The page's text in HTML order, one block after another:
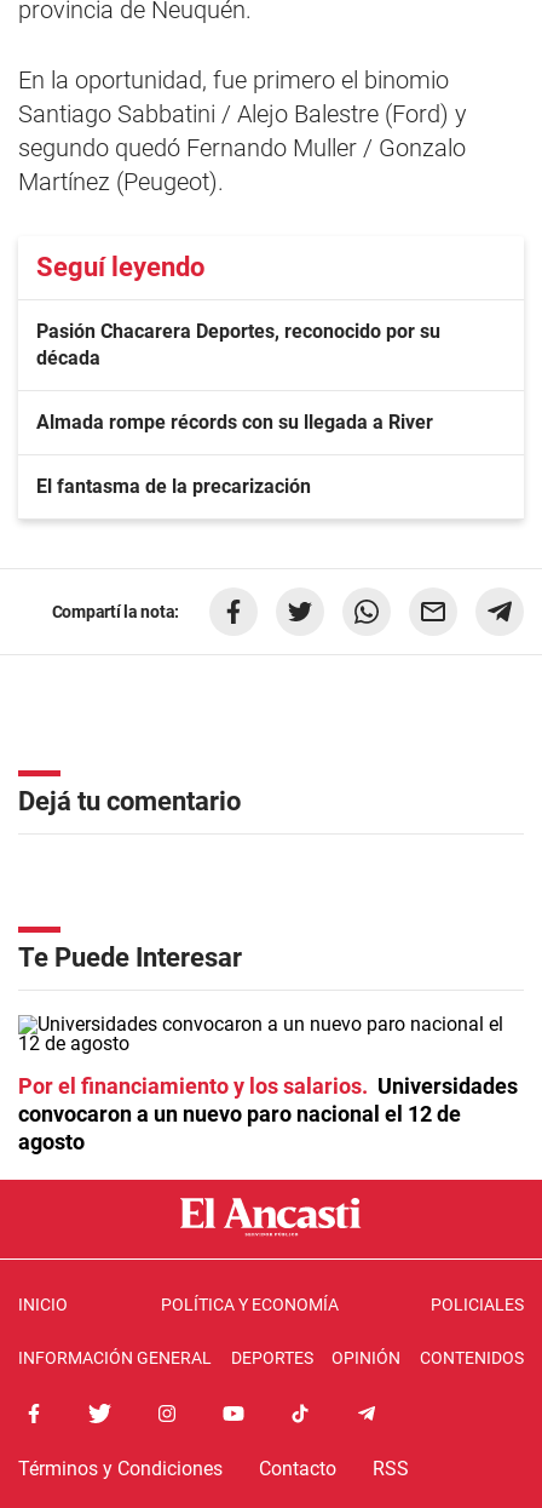
provincia de Neuquén.
En la oportunidad, fue primero el binomio
Santiago Sabbatini / Alejo Balestre (Ford) y
segundo quedó Fernando Muller / Gonzalo
Martínez (Peugeot).
Seguí leyendo
Pasión Chacarera Deportes, reconocido por su
década
Almada rompe récords con su llegada a River
El fantasma de la precarización
Compartí la nota:
Dejá tu comentario
Te Puede Interesar
Por el financiamiento y los salarios
Universidades
convocaron a un nuevo paro nacional el 12 de
agosto
INICIO POLÍTICA Y ECONOMÍA POLICIALES
INFORMACIÓN GENERAL DEPORTES OPINIÓN CONTENIDOS
Términos y Condiciones Contacto RSS